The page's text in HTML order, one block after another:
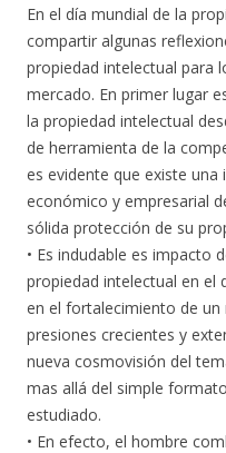
En el día mundial de la
compartir algunas
propiedad intelectual para
mercado. En primer lugar
la propiedad intelectual
de herramienta de la
es evidente que existe
económico y empresarial
sólida protección de su
• Es indudable es impacto
propiedad intelectual en el
en el fortalecimiento de
presiones crecientes y
nueva cosmovisión del
mas allá del simple
estudiado.
• En efecto, el hombre